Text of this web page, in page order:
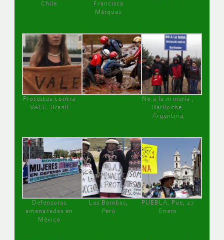
Chile
Francisca
Márquez
Protestas contra
VALE, Brasil
No a la minería ,
Bariloche,
Argentina
Defensoras
amenazadas en
México
Las Bambas,
Perú
PUEBLA, Pue, 27
Enero